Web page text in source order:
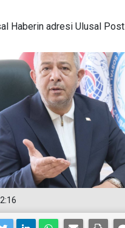
Haberin adresi Ulusal Post